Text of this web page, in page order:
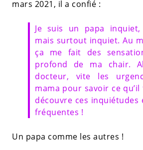
mars 2021, il a confié :
Je suis un papa
mais surtout inquiet. Au
ça me fait des
profond de ma chair.
docteur, vite les
mama pour savoir ce qu’il
découvre ces inquiétudes
fréquentes !
Un papa comme les autres !